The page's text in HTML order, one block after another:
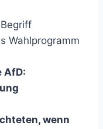
Wahlprogramm
AfD:
wenn